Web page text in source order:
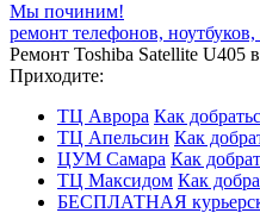
Мы починим!
ремонт телефонов,
Ремонт Toshiba Satellite U405
Приходите:
ТЦ Аврора Как
ТЦ Апельсин Как
ЦУМ Самара Как
ТЦ Максидом Как
БЕСПЛАТНАЯ